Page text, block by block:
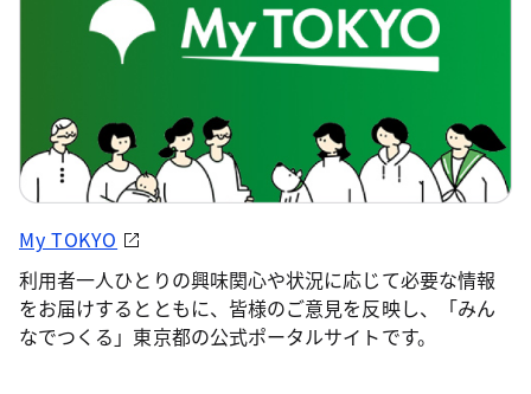
My TOKYO
利用者一人ひとりの興味関心や状況に応じて必要な情報
をお届けするとともに、皆様のご意見を反映し、「みん
なでつくる」東京都の公式ポータルサイトです。